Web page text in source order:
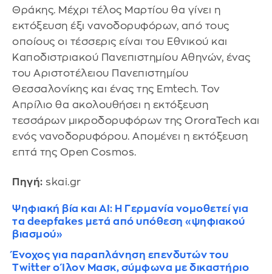
Θράκης. Μέχρι τέλος Μαρτίου θα γίνει η
εκτόξευση έξι νανοδορυφόρων, από τους
οποίους οι τέσσερις είναι του Εθνικού και
Καποδιστριακού Πανεπιστημίου Αθηνών, ένας
του Αριστοτέλειου Πανεπιστημίου
Θεσσαλονίκης και ένας της Emtech. Τον
Απρίλιο θα ακολουθήσει η εκτόξευση
τεσσάρων μικροδορυφόρων της OroraTech και
ενός νανοδορυφόρου. Απομένει η εκτόξευση
επτά της Open Cosmos.
Πηγή: skai.gr
Ψηφιακή βία και AI: Η Γερμανία νομοθετεί για
τα deepfakes μετά από υπόθεση «ψηφιακού
βιασμού»
Ένοχος για παραπλάνηση επενδυτών του
Twitter ο Ίλον Μασκ, σύμφωνα με δικαστήριο